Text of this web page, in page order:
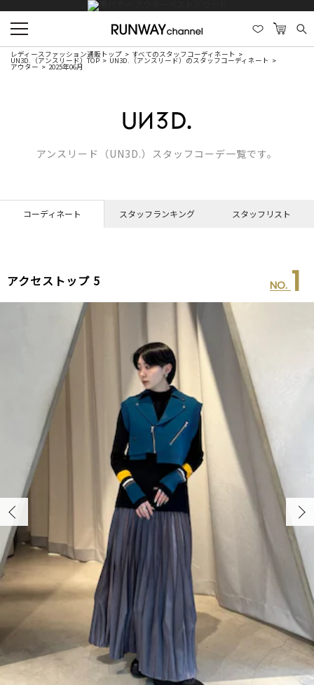
レディースファッション通販トップ すべてのスタッフコーディネート
UN3D.（アンスリード）TOP UN3D.（アンスリード）のスタッフコーディネート
アウター 2025年06月
アンスリード（UN3D.）スタッフコーデ一覧です。
コーディネート スタッフランキング スタッフリスト
アクセストップ 5 NO. 1